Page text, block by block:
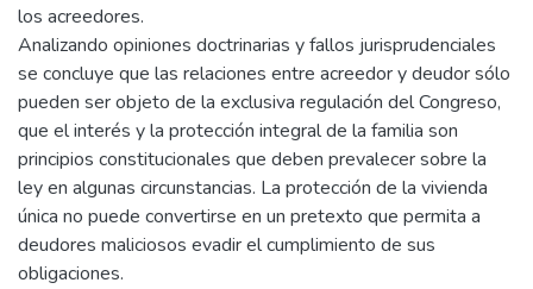
los acreedores.
Analizando opiniones doctrinarias y fallos jurisprudenciales
se concluye que las relaciones entre acreedor y deudor sólo
pueden ser objeto de la exclusiva regulación del Congreso,
que el interés y la protección integral de la familia son
principios constitucionales que deben prevalecer sobre la
ley en algunas circunstancias. La protección de la vivienda
única no puede convertirse en un pretexto que permita a
deudores maliciosos evadir el cumplimiento de sus
obligaciones.